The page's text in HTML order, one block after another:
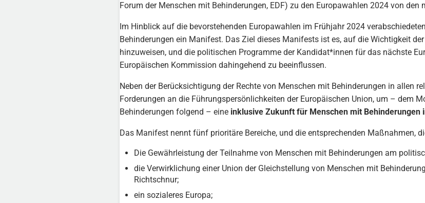
Forum der Menschen mit Behinderungen, EDF) zu den Europawahlen 2024 von den
Im Hinblick auf die bevorstehenden Europawahlen im Frühjahr 2024
Behinderungen ein Manifest. Das Ziel dieses Manifests ist es, auf die Wichtigkeit
hinzuweisen, und die politischen Programme der Kandidat*innen für das nächste
Europäischen Kommission dahingehend zu beeinflussen.
Neben der Berücksichtigung der Rechte von Menschen mit Behinderungen in allen
Forderungen an die Führungspersönlichkeiten der Europäischen Union, um – dem
Behinderungen folgend – eine inklusive Zukunft für Menschen mit Behinderungen
Das Manifest nennt fünf prioritäre Bereiche, und die entsprechenden Maßnahmen,
Die Gewährleistung der Teilnahme von Menschen mit Behinderungen am
die Verwirklichung einer Union der Gleichstellung von Menschen mit
Richtschnur;
ein sozialeres Europa;